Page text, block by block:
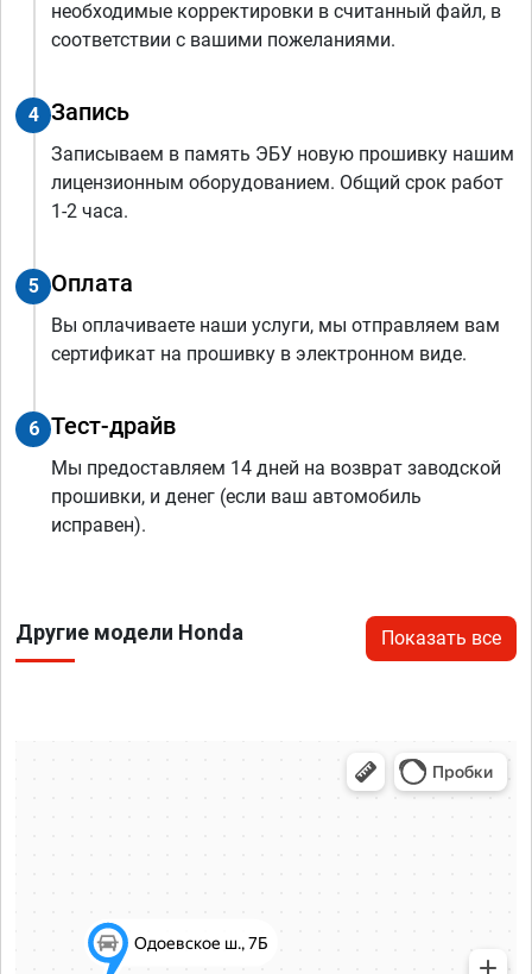
необходимые корректировки в считанный файл, в
соответствии с вашими пожеланиями.
4 Запись
Записываем в память ЭБУ новую прошивку нашим
лицензионным оборудованием. Общий срок работ
1-2 часа.
5 Оплата
Вы оплачиваете наши услуги, мы отправляем вам
сертификат на прошивку в электронном виде.
6 Тест-драйв
Мы предоставляем 14 дней на возврат заводской
прошивки, и денег (если ваш автомобиль
исправен).
Другие модели Honda Показать все